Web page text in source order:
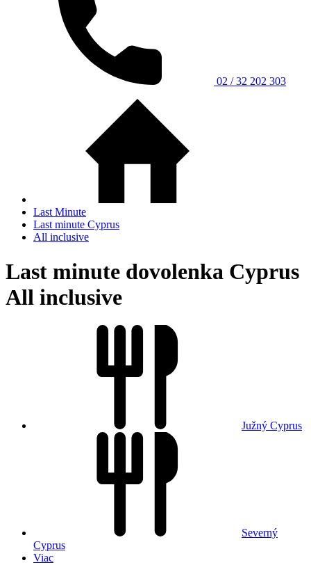
02 / 32 202 303
Last Minute
Last minute Cyprus
All inclusive
Last minute dovolenka Cyprus
All inclusive
Južný Cyprus
Severný
Cyprus
Viac